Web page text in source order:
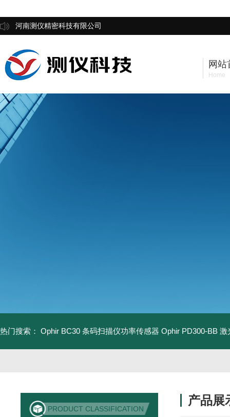
河南测仪精密科技有限公司
网站
Home
热门搜索： Ophir BC30 条码扫描仪功率传感器 Ophir PD300-BB
PRODUCT CLASSIFICATION
产品展